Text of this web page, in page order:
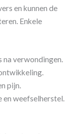
en kunnen de
Enkele
na verwondingen.
pijn.
en weefselherstel.